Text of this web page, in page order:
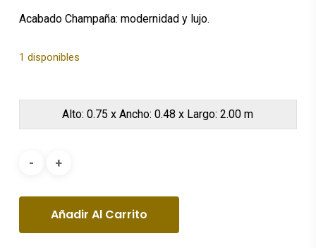
Acabado Champaña: modernidad y lujo.
1 disponibles
Alto: 0.75 x Ancho: 0.48 x Largo: 2.00 m
Añadir Al Carrito